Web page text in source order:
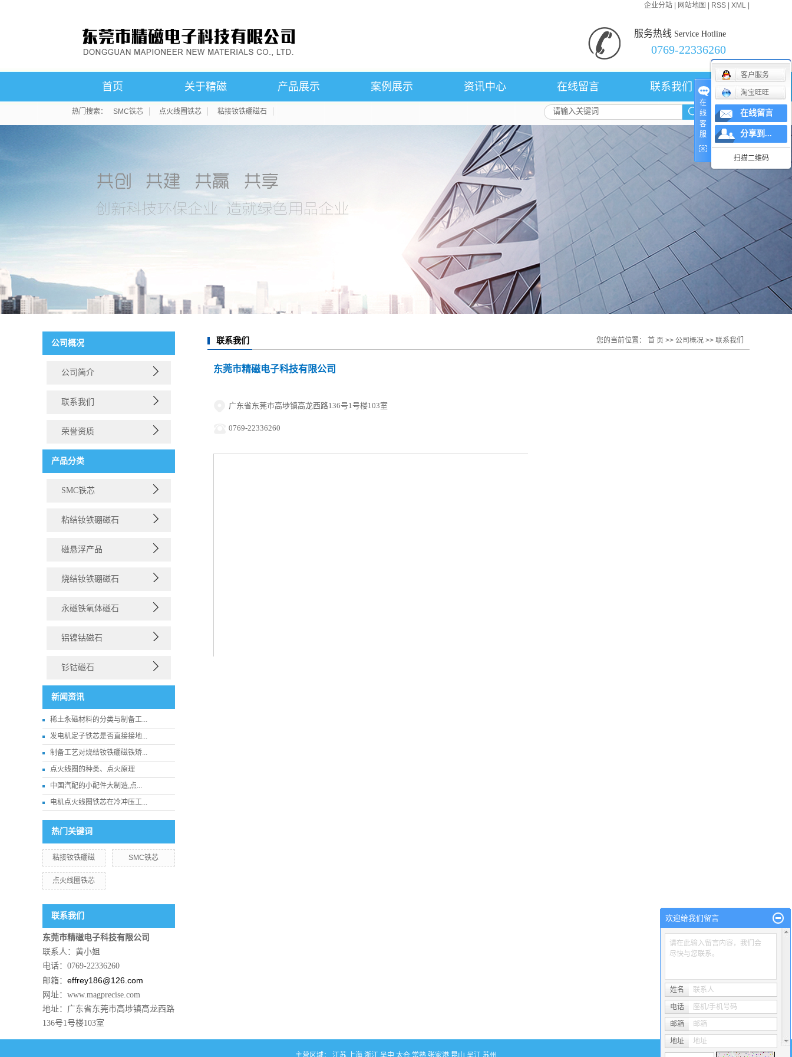
企业分站 网站地图 RSS XML
服务热线 Service Hotline
0769-22336260
首页 关于精磁
公司简介
产品展示
烧结钕铁硼磁石
永磁铁氧体磁石
案例展示 资讯中心
行业新闻
技术知识
产品知识
在线留言 联系我们
热门搜索： SMC铁芯 点火线圈铁芯 粘接钕铁硼磁石
公司概况
公司简介
联系我们
荣誉资质
产品分类
SMC铁芯
粘结钕铁硼磁石
磁悬浮产品
烧结钕铁硼磁石
永磁铁氧体磁石
铝镍钴磁石
钐钴磁石
新闻资讯
稀土永磁材料的分类与制备工...
发电机定子铁芯是否直接接地...
制备工艺对烧结钕铁硼磁铁矫...
点火线圈的种类、点火原理
中国汽配的小配件大制造,点...
电机点火线圈铁芯在冷冲压工...
热门关键词
粘接钕铁硼磁 SMC铁芯
点火线圈铁芯
联系我们
东莞市精磁电子科技有限公司
联系人：黄小姐
电话：0769-22336260
邮箱： effrey186@126.com
网址：www.magprecise.com
地址：广东省东莞市高埗镇高龙西路
136号1号楼103室
联系我们 您的当前位置： 首 页 >> 公司概况 >> 联系我们
东莞市精磁电子科技有限公司
广东省东莞市高埗镇高龙西路136号1号楼103室
0769-22336260
主营区域： 江苏 上海 浙江 吴中 太仓 常熟 张家港 昆山 吴江 苏州
在
线
客
服
客户服务
淘宝旺旺
在线留言
分享到...
扫描二维码
欢迎给我们留言
请在此输入留言内容，我们会
尽快与您联系。
姓名 联系人
电话 座机/手机号码
邮箱 邮箱
地址 地址